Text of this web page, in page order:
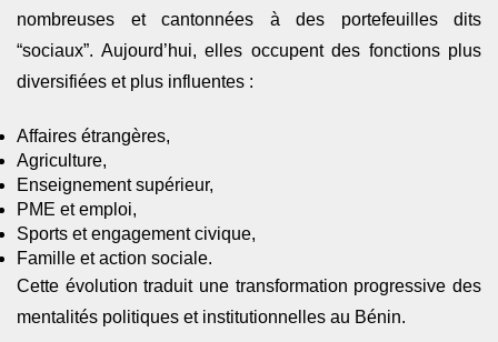
nombreuses et cantonnées à des portefeuilles dits
“sociaux”. Aujourd’hui, elles occupent des fonctions plus
diversifiées et plus influentes :
Affaires étrangères,
Agriculture,
Enseignement supérieur,
PME et emploi,
Sports et engagement civique,
Famille et action sociale.
Cette évolution traduit une transformation progressive des
mentalités politiques et institutionnelles au Bénin.